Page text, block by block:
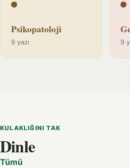
Psikopatoloji
9 yazı 9
KULAKLIĞINI TAK
Dinle
Tümü